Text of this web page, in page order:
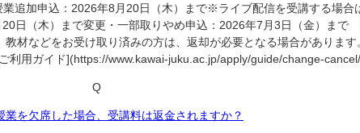
追加申込：2026年8月20日（木）まで※ライブ配信を受講する場
日（木）まで変更・一部取りやめ申込：2026年7月3日（金）ま
材などをお受け取り済みの方は、返却が必要となる場合がありま
利用ガイド](https://www.kawai-juku.ac.jp/apply/guide/change-
Q
業を欠席した場合、受講料は返金されますか？